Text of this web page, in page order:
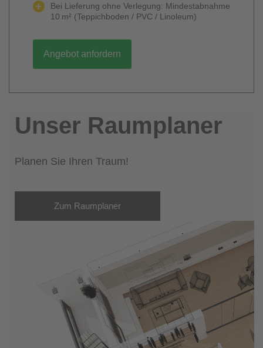
Bei Lieferung ohne Verlegung: Mindestabnahme
10 m² (Teppichboden / PVC / Linoleum)
Angebot anfordern
Unser Raumplaner
Planen Sie Ihren Traum!
Zum Raumplaner